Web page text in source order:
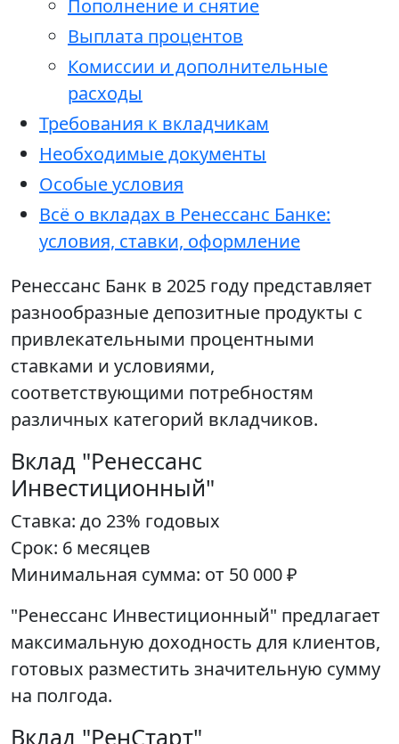
Пополнение и снятие
Выплата процентов
Комиссии и дополнительные
расходы
Требования к вкладчикам
Необходимые документы
Особые условия
Всё о вкладах в Ренессанс Банке:
условия, ставки, оформление
Ренессанс Банк в 2025 году представляет
разнообразные депозитные продукты с
привлекательными процентными
ставками и условиями,
соответствующими потребностям
различных категорий вкладчиков.
Вклад "Ренессанс
Инвестиционный"
Ставка: до 23% годовых
Срок: 6 месяцев
Минимальная сумма: от 50 000 ₽
"Ренессанс Инвестиционный" предлагает
максимальную доходность для клиентов,
готовых разместить значительную сумму
на полгода.
Вклад "РенСтарт"